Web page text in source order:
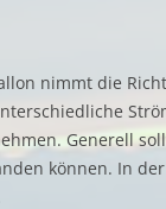
nimmt die
Generell
können. In